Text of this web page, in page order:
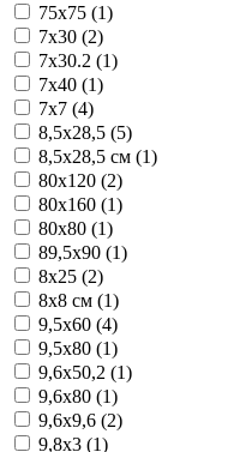
75x75 (1)
7x30 (2)
7x30.2 (1)
7x40 (1)
7x7 (4)
8,5x28,5 (5)
8,5x28,5 см (1)
80x120 (2)
80x160 (1)
80x80 (1)
89,5x90 (1)
8x25 (2)
8x8 см (1)
9,5x60 (4)
9,5x80 (1)
9,6x50,2 (1)
9,6x80 (1)
9,6x9,6 (2)
9,8x3 (1)